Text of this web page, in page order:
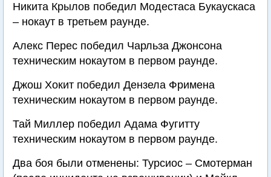
Никита Крылов победил Модестаса Букаускаса
– нокаут в третьем раунде.
Алекс Перес победил Чарльза Джонсона
техническим нокаутом в первом раунде.
Джош Хокит победил Дензела Фримена
техническим нокаутом в первом раунде.
Тай Миллер победил Адама Фугитту
техническим нокаутом в первом раунде.
Два боя были отменены: Турсиос – Смотерман